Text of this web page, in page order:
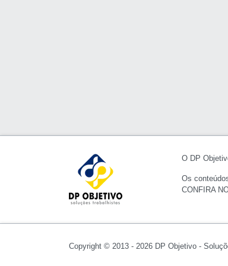
O DP
Os
CONFIRA
Copyright © 2013 - 2026 DP Objetivo -